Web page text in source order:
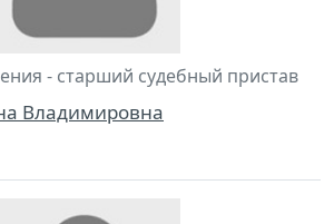
- старший судебный пристав
Владимировна